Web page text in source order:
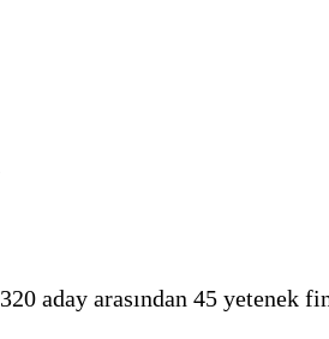
aday arasından 45 yetenek